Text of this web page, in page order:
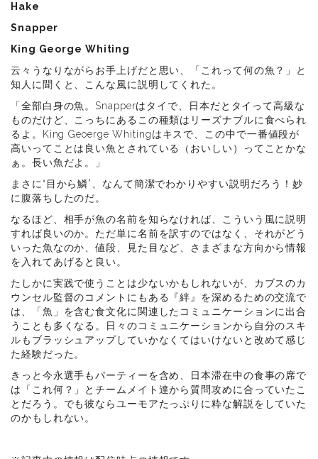
Hake
Snapper
King George Whiting
云々うなりながらお手上げだと思い、「これって何の魚？」と
知人に聞くと、こんな風に説明してくれた。
「全部白身の魚。Snapperはタイで、日本だとタイって高級な
ものだけど、こっちにあるこの種類はリーズナブルに食べられ
るよ。King Geoerge Whitingはキスで、この中で一番値段が
高いってことは良い魚とされている（おいしい）ってことかな
ぁ。長い魚だよ。」
まさに“目から鱗”、なんて簡潔でわかりやすい説明だろう！妙
に腹落ちしたのだ。
なるほど、相手が魚の名前を知らなければ、こういう風に説明
すれば良いのか。ただ単に名前を訳すのではなく、それがどう
いった魚なのか、値段、見た目など、さまざまな方向から情報
を入れてあげると良い。
たしかに実践で使うことは少ないかもしれないが、カブスのカ
ウンセル監督のコメントにもある『絆』を深めるための交流で
は、「魚」を含む食文化に関連したコミュニケーションに出合
うことも多くなる。日々のコミュニケーションから自分のスキ
ルもブラッシュアップしていかなくてはいけないと改めて感じ
た経験だった。
きっと今永選手もパーティーを含め、日本滞在中の食事の席で
は「これ何？」とチームメイト達から質問攻めに合っていたこ
とだろう。でも彼ならユーモアたっぷりに粋な解説をしていた
のかもしれない。